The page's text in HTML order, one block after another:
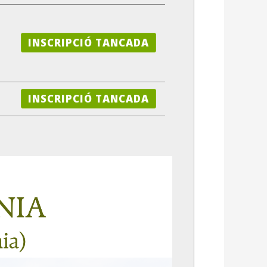
INSCRIPCIÓ TANCADA
INSCRIPCIÓ TANCADA